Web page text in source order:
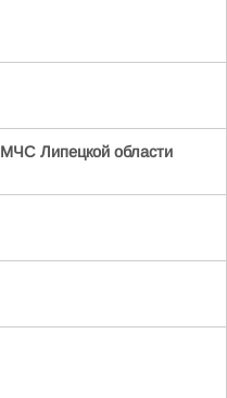
МЧС Липецкой области